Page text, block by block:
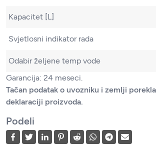
Kapacitet [L]
Svjetlosni indikator rada
Odabir željene temp vode
Garancija: 24 meseci.
Tačan podatak o uvozniku i zemlji
deklaraciji proizvoda.
Podeli